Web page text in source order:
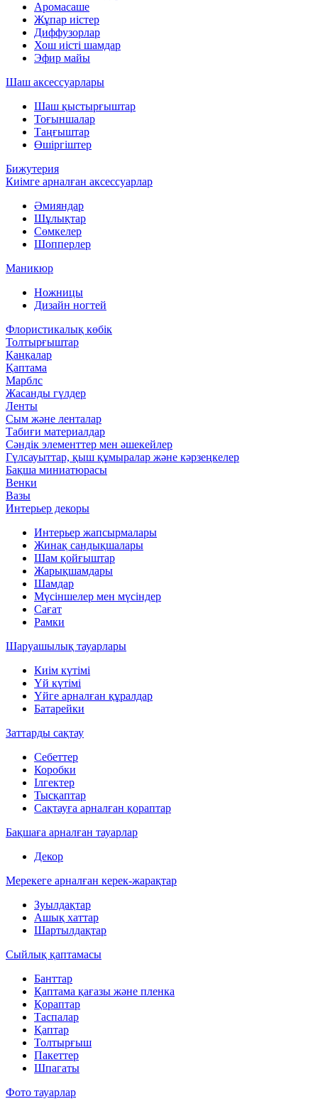
Аромасаше
Жұпар иістер
Диффузорлар
Хош иісті шамдар
Эфир майы
Шаш аксессуарлары
Шаш қыстырғыштар
Тоғыншалар
Таңғыштар
Өшіргіштер
Бижутерия
Киімге арналған аксессуарлар
Әмияндар
Шұлықтар
Сөмкелер
Шопперлер
Маникюр
Ножницы
Дизайн ногтей
Флористикалық көбік
Толтырғыштар
Қаңқалар
Қаптама
Марблс
Жасанды гүлдер
Ленты
Сым және ленталар
Табиғи материалдар
Сәндік элементтер мен әшекейлер
Гүлсауыттар, қыш құмыралар және кәрзеңкелер
Бақша миниатюрасы
Венки
Вазы
Интерьер декоры
Интерьер жапсырмалары
Жинақ сандықшалары
Шам қойғыштар
Жарықшамдары
Шамдар
Мүсіншелер мен мүсіндер
Сағат
Рамки
Шаруашылық тауарлары
Киім күтімі
Үй күтімі
Үйге арналған құралдар
Батарейки
Заттарды сақтау
Себеттер
Коробки
Ілгектер
Тысқаптар
Сақтауға арналған қораптар
Бақшаға арналған тауарлар
Декор
Мерекеге арналған керек-жарақтар
Зуылдақтар
Ашық хаттар
Шартылдақтар
Сыйлық қаптамасы
Банттар
Қаптама қағазы және пленка
Қораптар
Таспалар
Қаптар
Толтырғыш
Пакеттер
Шпагаты
Фото тауарлар